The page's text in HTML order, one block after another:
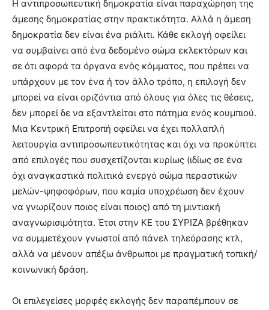
Η αντιπροσωπευτική δημοκρατία είναι παραχώρηση της
άμεσης δημοκρατίας στην πρακτικότητα. Αλλά η άμεση
δημοκρατία δεν είναι ένα ριάλιτι. Κάθε εκλογή οφείλει
να συμβαίνει από ένα δεδομένο σώμα εκλεκτόρων και
σε ότι αφορά τα όργανα ενός κόμματος, που πρέπει να
υπάρχουν με τον ένα ή τον άλλο τρόπο, η επιλογή δεν
μπορεί να είναι οριζόντια από όλους για όλες τις θέσεις,
δεν μπορεί δε να εξαντλείται στο πάτημα ενός κουμπιού.
Μια Κεντρική Επιτροπή οφείλει να έχει πολλαπλή
λειτουργία αντιπροσωπευτικότητας και όχι να προκύπτει
από επιλογές που συσχετίζονται κυρίως (ιδίως σε ένα
όχι αναγκαστικά πολιτικά ενεργό σώμα περαστικών
μελών-ψηφοφόρων, που καμία υποχρέωση δεν έχουν
να γνωρίζουν ποιος είναι ποιος) από τη μιντιακή
αναγνωρισιμότητα. Έτσι στην ΚΕ του ΣΥΡΙΖΑ βρέθηκαν
να συμμετέχουν γνωστοί από πάνελ τηλεόρασης κτλ,
αλλά να μένουν απέξω άνθρωποι με πραγματική τοπική/
κοινωνική δράση.
Οι επιλεγείσες μορφές εκλογής δεν παραπέμπουν σε